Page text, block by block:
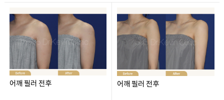
어깨 필러 전후 어깨 필러 전후